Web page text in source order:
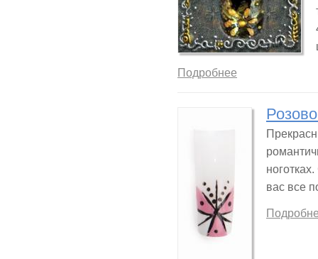
Подробнее
вас все